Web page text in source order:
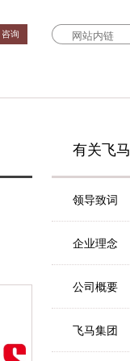
咨询
有关飞马
领导致词
企业理念
公司概要
飞马集团